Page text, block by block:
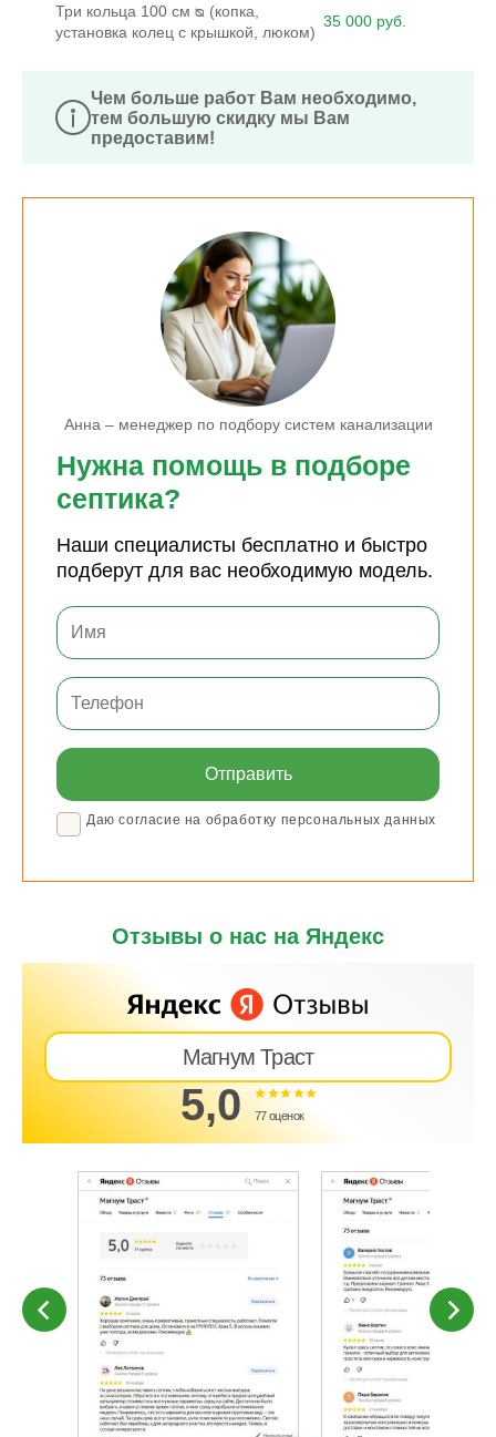
Три кольца 100 см ᴓ (копка,
установка колец с крышкой, люком)
35 000 руб.
Чем больше работ Вам необходимо,
тем большую скидку мы Вам
предоставим!
Анна – менеджер по подбору систем канализации
Нужна помощь в подборе
септика?
Наши специалисты бесплатно и быстро
подберут для вас необходимую модель.
Даю согласие на обработку персональных данных
Отзывы о нас на Яндекс
Магнум Траст
5,0 77 оценок